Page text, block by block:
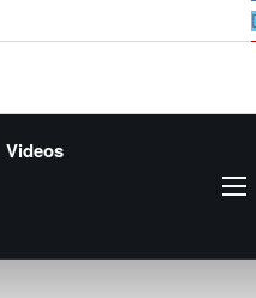
Videos